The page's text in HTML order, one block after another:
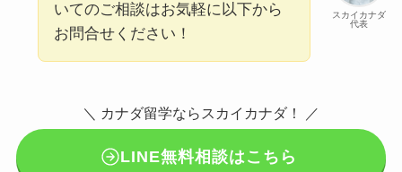
スカイカナダ
代表
いてのご相談はお気軽に以下から
お問合せください！
＼ カナダ留学ならスカイカナダ！ ／
LINE無料相談はこちら